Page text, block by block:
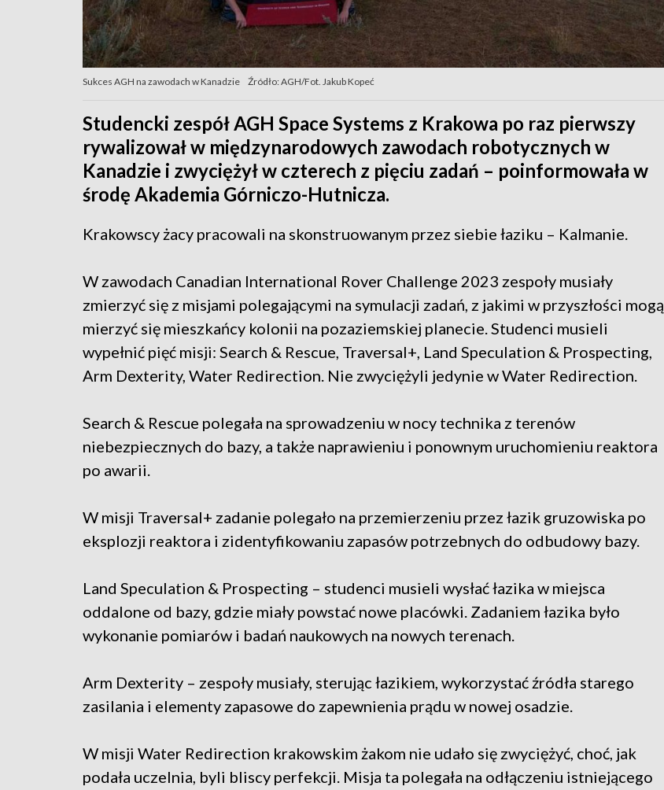
Sukces AGH na zawodach w Kanadzie Źródło: AGH/Fot. Jakub Kopeć
Studencki zespół AGH Space Systems z Krakowa po raz pierwszy
rywalizował w międzynarodowych zawodach robotycznych w
Kanadzie i zwyciężył w czterech z pięciu zadań – poinformowała w
środę Akademia Górniczo-Hutnicza.
Krakowscy żacy pracowali na skonstruowanym przez siebie łaziku – Kalmanie.
W zawodach Canadian International Rover Challenge 2023 zespoły musiały
zmierzyć się z misjami polegającymi na symulacji zadań, z jakimi w przyszłości mogą
mierzyć się mieszkańcy kolonii na pozaziemskiej planecie. Studenci musieli
wypełnić pięć misji: Search & Rescue, Traversal+, Land Speculation & Prospecting,
Arm Dexterity, Water Redirection. Nie zwyciężyli jedynie w Water Redirection.
Search & Rescue polegała na sprowadzeniu w nocy technika z terenów
niebezpiecznych do bazy, a także naprawieniu i ponownym uruchomieniu reaktora
po awarii.
W misji Traversal+ zadanie polegało na przemierzeniu przez łazik gruzowiska po
eksplozji reaktora i zidentyfikowaniu zapasów potrzebnych do odbudowy bazy.
Land Speculation & Prospecting – studenci musieli wysłać łazika w miejsca
oddalone od bazy, gdzie miały powstać nowe placówki. Zadaniem łazika było
wykonanie pomiarów i badań naukowych na nowych terenach.
Arm Dexterity – zespoły musiały, sterując łazikiem, wykorzystać źródła starego
zasilania i elementy zapasowe do zapewnienia prądu w nowej osadzie.
W misji Water Redirection krakowskim żakom nie udało się zwyciężyć, choć, jak
podała uczelnia, byli bliscy perfekcji. Misja ta polegała na odłączeniu istniejącego